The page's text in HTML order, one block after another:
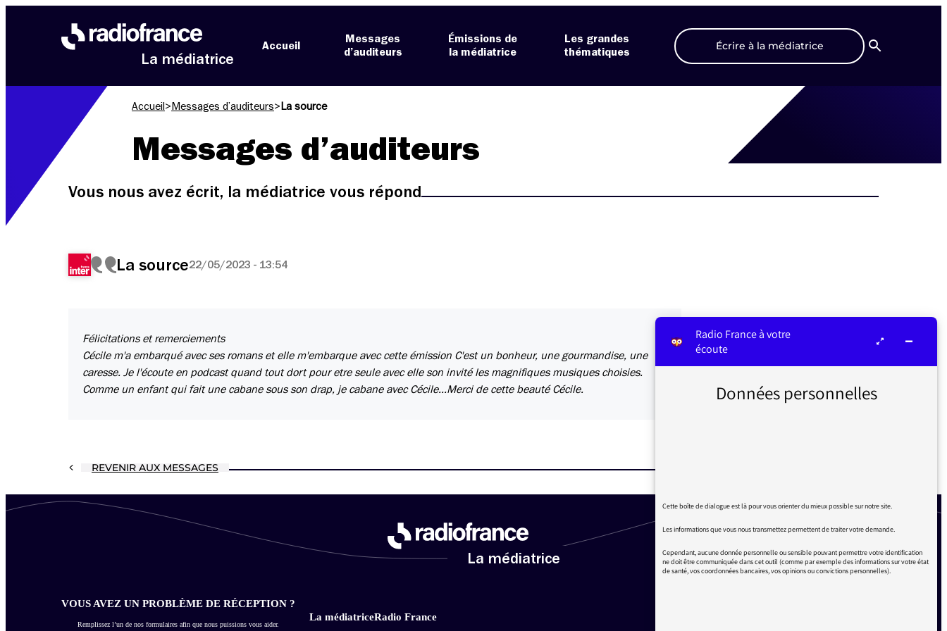
La médiatrice
Accueil
Messages
d’auditeurs
Émissions de
la médiatrice
Les grandes
thématiques
Écrire à la médiatrice
Recherche
Accueil > Messages d’auditeurs> La source
Messages d’auditeurs
Vous nous avez écrit, la médiatrice vous répond
La source22/05/2023 - 13:54
Félicitations et remerciements
Cécile m'a embarqué avec ses romans et elle m'embarque avec cette émission C'est un bonheur, une gourmandise, une
caresse. Je l'écoute en podcast quand tout dort pour etre seule avec elle son invité les magnifiques musiques choisies.
Comme un enfant qui fait une cabane sous son drap, je cabane avec Cécile...Merci de cette beauté Cécile.
REVENIR AUX MESSAGES
La médiatrice
VOUS AVEZ UN PROBLÈME DE RÉCEPTION ?
Remplissez l’un de nos formulaires afin que nous puissions vous aider.
La médiatriceRadio France
Radio France à votre
écoute
Données personnelles
Cette boîte de dialogue est là pour vous orienter du mieux possible sur notre site.
Les informations que vous nous transmettez permettent de traiter votre demande.
Cependant, aucune donnée personnelle ou sensible pouvant permettre votre identification
ne doit être communiquée dans cet outil (comme par exemple des informations sur votre état
de santé, vos coordonnées bancaires, vos opinions ou convictions personnelles).